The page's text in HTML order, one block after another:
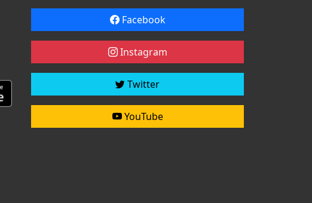
Facebook
Instagram
Twitter
YouTube